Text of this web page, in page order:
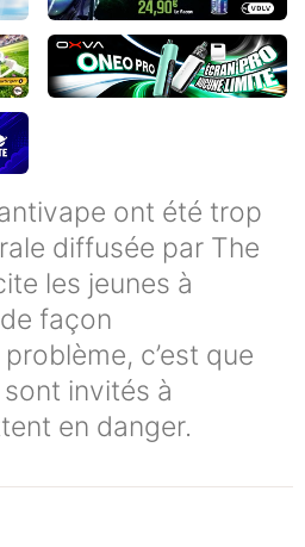
ont été trop
diffusée par The
les jeunes à
façon
c’est que
sont invités à
en danger.